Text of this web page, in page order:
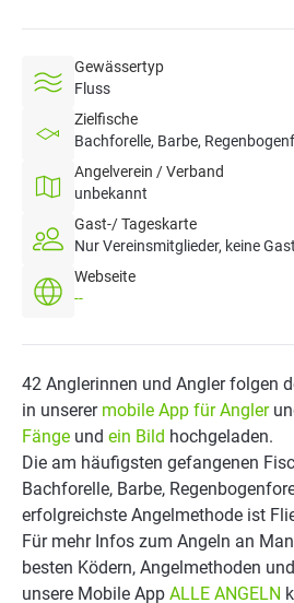
Gewässertyp
Fluss
Zielfische
Bachforelle, Barbe,
Angelverein / Verband
unbekannt
Gast-/ Tageskarte
Nur Vereinsmitglieder, keine
Webseite
--
42 Anglerinnen und Angler folgen
in unserer mobile App für Angler
Fänge und ein Bild hochgeladen.
Die am häufigsten gefangenen
Bachforelle, Barbe,
erfolgreichste Angelmethode ist
Für mehr Infos zum Angeln an
besten Ködern, Angelmethoden
unsere Mobile App ALLE ANGELN